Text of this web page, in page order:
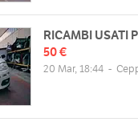
RICAMBI USATI
50 €
20 Mar, 18:44 -